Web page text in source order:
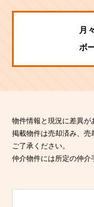
月々
ボ
物件情報と現況に差異が
掲載物件は売却済み、売
ご了承ください。
仲介物件には所定の仲介